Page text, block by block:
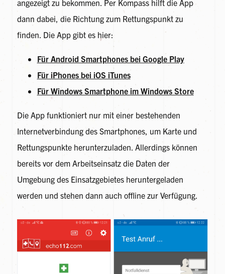
angezeigt zu bekommen. Per Kompass hilft die App
dann dabei, die Richtung zum Rettungspunkt zu
finden. Die App gibt es hier:
Für Android Smartphones bei Google Play
Für iPhones bei iOS iTunes
Für Windows Smartphone im Windows Store
Die App funktioniert nur mit einer bestehenden
Internetverbindung des Smartphones, um Karte und
Rettungspunkte herunterzuladen. Allerdings können
bereits vor dem Arbeitseinsatz die Daten der
Umgebung des Einsatzgebietes heruntergeladen
werden und stehen dann auch offline zur Verfügung.